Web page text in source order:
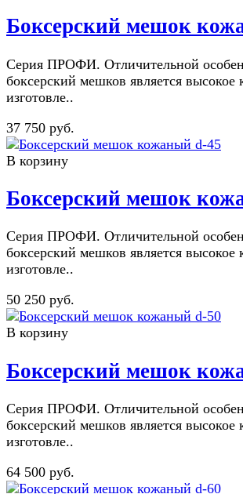
Боксерский мешок
Серия ПРОФИ. Отличительной
боксерский мешков является высокое
изготовле..
37 750 руб.
В корзину
Боксерский мешок
Серия ПРОФИ. Отличительной
боксерский мешков является высокое
изготовле..
50 250 руб.
В корзину
Боксерский мешок
Серия ПРОФИ. Отличительной
боксерский мешков является высокое
изготовле..
64 500 руб.